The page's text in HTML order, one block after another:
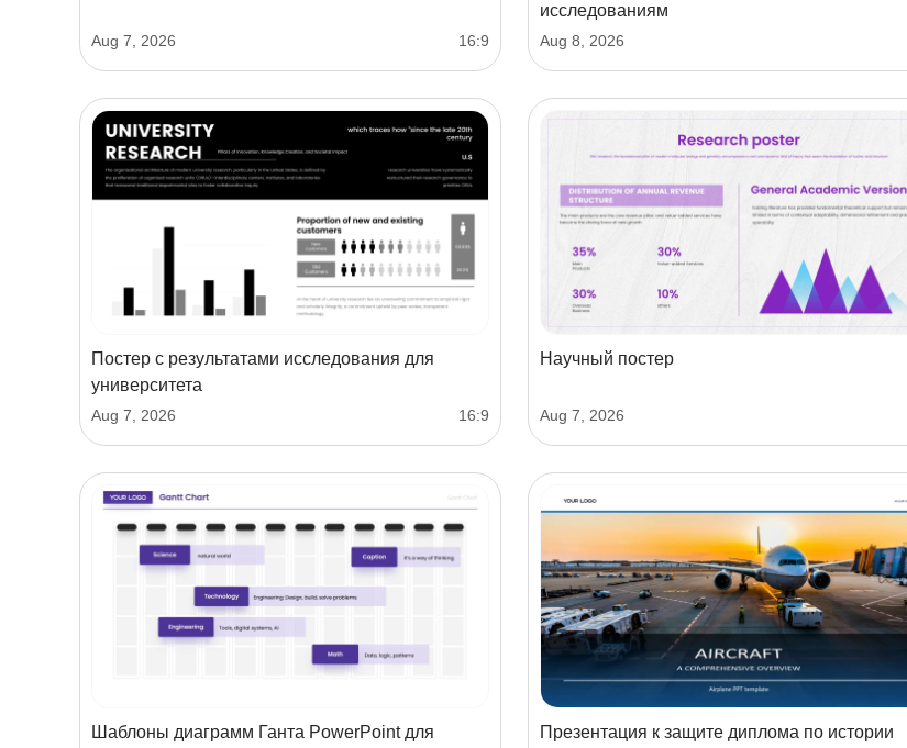
Aug 7, 2026 16:9
исследованиям
Aug 8, 2026
Постер с результатами исследования для
университета
Aug 7, 2026 16:9
Научный постер
Aug 7, 2026
Шаблоны диаграмм Ганта PowerPoint для
Презентация к защите диплома по истории